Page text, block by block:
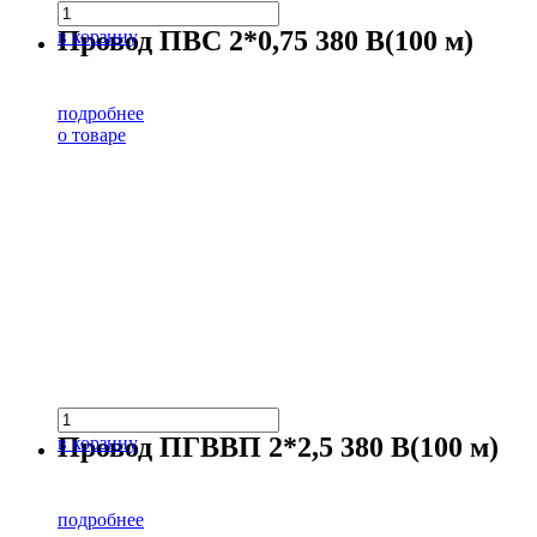
в корзину
Провод ПВС 2*0,75 380 В(100 м)
подробнее
о товаре
в корзину
Провод ПГВВП 2*2,5 380 В(100 м)
подробнее